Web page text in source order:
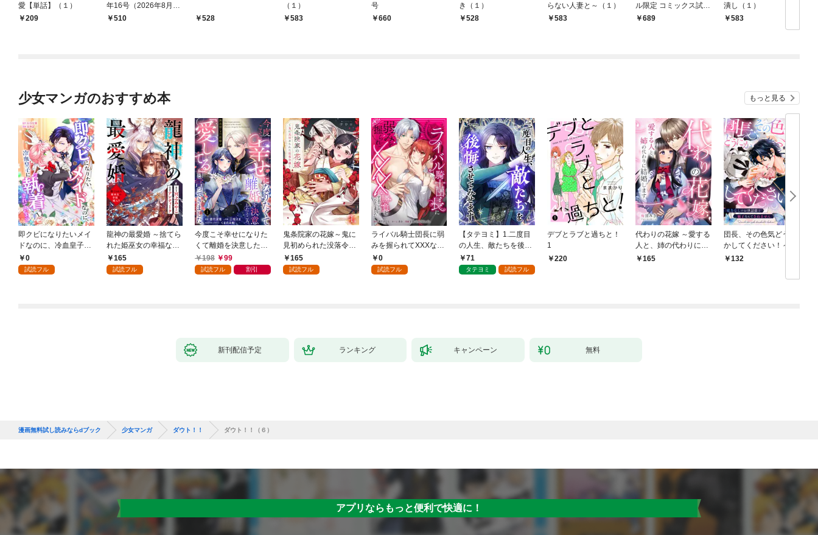
愛【単話】（１）
209
年16号（2026年8月7
日発売）
￥510 528
（１）
583
号
￥660
き（１）
528
らない人妻と～（１）
583
ル限定 コミックス試し
読み特典付き】 2026
￥689
潰し（１）
583
少女マンガのおすすめ本 もっと見る
即クビになりたいメイ
ドなのに、冷血皇子に
執着されています第1
話
0
試読フル
龍神の最愛婚 ～捨てら
れた姫巫女の幸福な嫁
入り～: 1
165
試読フル
今度こそ幸せになりた
くて離婚を決意したと
ころ、無表情な旦那様
が「愛してる」と言っ
198 99
試読フル 割引
鬼条院家の花嫁～鬼に
見初められた没落令嬢
～１165
試読フル
ライバル騎士団長に弱
みを握られてXXXな勝
負をすることになりま
した第1話
0
試読フル
【タテヨミ】1.二度目
の人生、敵たちを後悔
させてみせます
71
タテヨミ 試読フル
デブとラブと過ちと！
1
220
代わりの花嫁 ～愛する
人と、姉の代わりに結
婚します～ 1
165
団長、その色気どうに
かしてください！～魔
力なしのお世話係は魅
132
新刊配信予定 ランキング キャンペーン 無料
漫画無料試し読みならdブック 少女マンガ ダウト！！ ダウト！！（６）
アプリならもっと便利で快適に！